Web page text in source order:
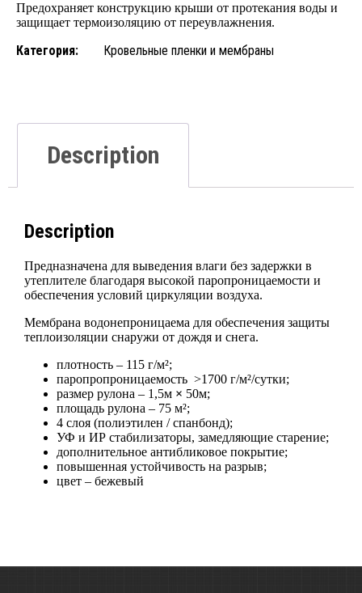
Предохраняет конструкцию крыши от протекания воды и
защищает термоизоляцию от переувлажнения.
Категория: Кровельные пленки и мембраны
Description
Description
Предназначена для выведения влаги без задержки в
утеплителе благодаря высокой паропроницаемости и
обеспечения условий циркуляции воздуха.
Мембрана водонепроницаема для обеспечения защиты
теплоизоляции снаружи от дождя и снега.
плотность – 115 г/м²;
паропропроницаемость >1700 г/м²/сутки;
размер рулона – 1,5м × 50м;
площадь рулона – 75 м²;
4 слоя (полиэтилен / спанбонд);
УФ и ИР стабилизаторы, замедляющие старение;
дополнительное антибликовое покрытие;
повышенная устойчивость на разрыв;
цвет – бежевый